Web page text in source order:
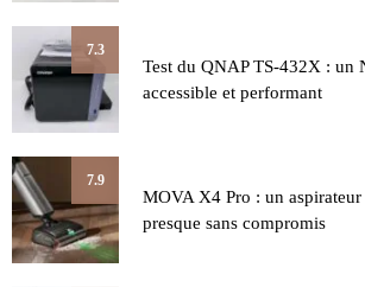
7.3
Test du QNAP TS-432X : un
accessible et performant
7.9
MOVA X4 Pro : un
presque sans compromis